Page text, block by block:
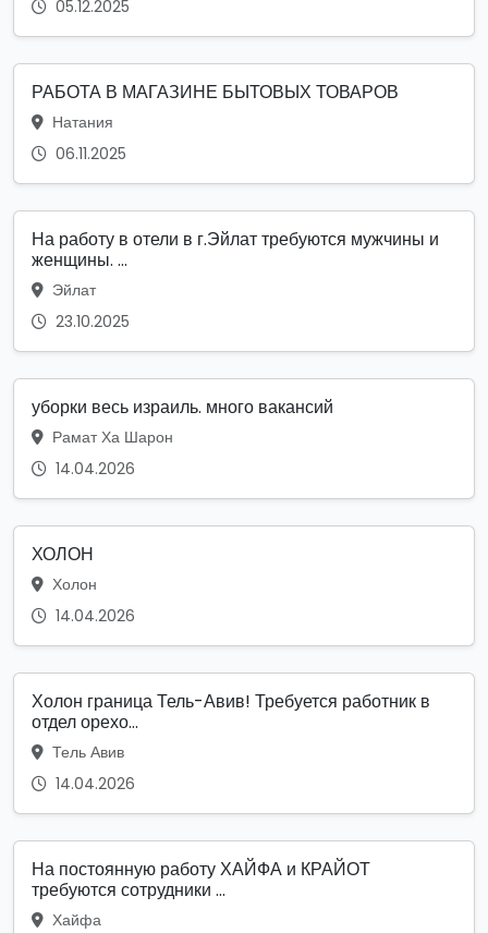
05.12.2025
РАБОТА В МАГАЗИНЕ БЫТОВЫХ ТОВАРОВ
Натания
06.11.2025
На работу в отели в г.Эйлат требуются мужчины и
женщины. ...
Эйлат
23.10.2025
уборки весь израиль. много вакансий
Рамат Ха Шарон
14.04.2026
ХОЛОН
Холон
14.04.2026
Холон граница Тель-Авив! Требуется работник в
отдел орехо...
Тель Авив
14.04.2026
На постоянную работу ХАЙФА и КРАЙОТ
требуются сотрудники ...
Хайфа